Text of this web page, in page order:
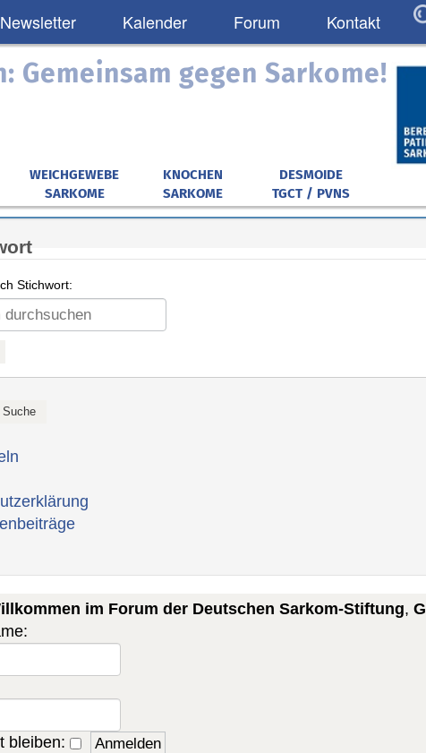
Newsletter Kalender Forum Kontakt
Gemeinsam gegen Sarkome!
WEICHGEWEBE
SARKOME
KNOCHEN
SARKOME
DESMOIDE
TGCT / PVNS
Stichwort:
im Forum der Deutschen Sarkom-Stiftung,
bleiben: